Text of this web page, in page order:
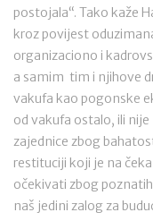
postojala“. Tako kaže
kroz povijest
organizaciono i
a samim tim i njihove
vakufa kao pogonske
od vakufa ostalo, ili
zajednice zbog
restituciji koji je na
očekivati zbog
naš jedini zalog za